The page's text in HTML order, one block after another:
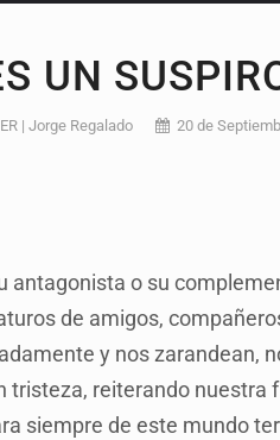
Carla Humphrey la
en Jalisco, con
Abelardo De la Espriella
bajo la mira: La CEDHJ
casa por esquema de
UN
| Jorge Regalado 20 de
antagonista o su
de amigos,
y nos zarandean,
tristeza, reiterando
siempre de este mundo